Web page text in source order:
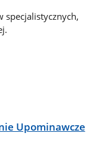
specjalistycznych,
Upominawcze